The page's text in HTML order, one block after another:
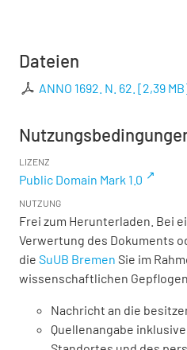
Dateien
ANNO 1692. N. 62. [2,39 MB
LIZENZ
Public Domain Mark 1.0
NUTZUNG
Frei zum Herunterladen. Bei
Verwertung des Dokuments
die SuUB Bremen Sie im
wissenschaftlichen
Nachricht an die
Quellenangabe